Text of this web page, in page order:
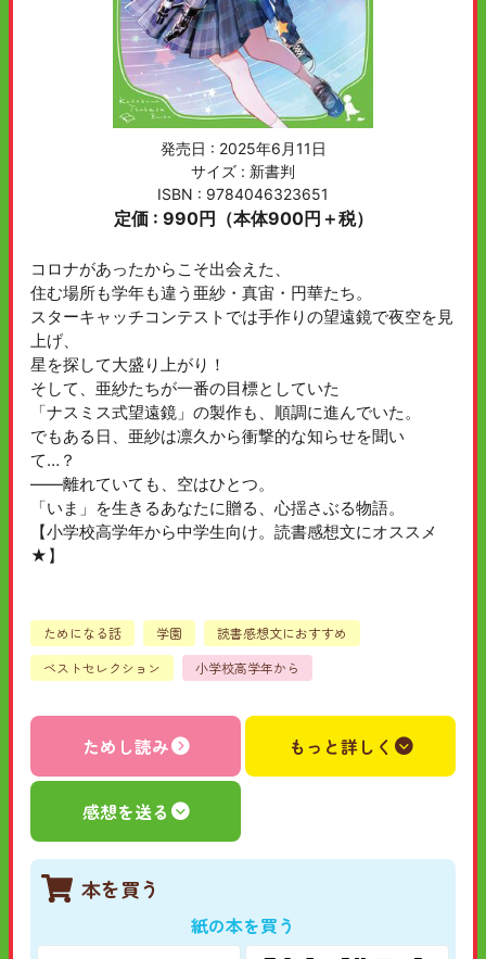
発売日 : 2025年6月11日
サイズ : 新書判
ISBN : 9784046323651
定価 : 990円（本体900円＋税）
コロナがあったからこそ出会えた、
住む場所も学年も違う亜紗・真宙・円華たち。
スターキャッチコンテストでは手作りの望遠鏡で夜空を見
上げ、
星を探して大盛り上がり！
そして、亜紗たちが一番の目標としていた
「ナスミス式望遠鏡」の製作も、順調に進んでいた。
でもある日、亜紗は凛久から衝撃的な知らせを聞い
て…？
――離れていても、空はひとつ。
「いま」を生きるあなたに贈る、心揺さぶる物語。
【小学校高学年から中学生向け。読書感想文にオススメ
★】
ためになる話 学園
読書感想文におすすめ
ベストセレクション
小学校高学年から
ためし読み もっと詳しく
感想を送る
本を買う
紙の本を買う